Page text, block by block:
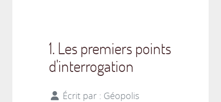
1. Les premiers points
d'interrogation
Écrit par : Géopolis